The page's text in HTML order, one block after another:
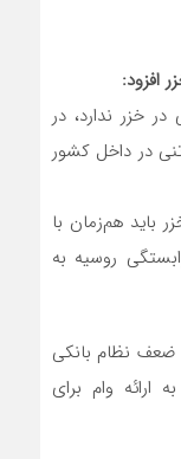
افزود:
خزر ندارد، در
ساخت کشتی‌های ۲ هزار تنی در داخل کشور
باید هم‌زمان با
روسیه به
ضعف نظام بانکی
ارائه وام برای